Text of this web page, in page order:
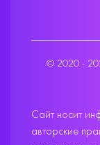
© 2020 -
Сайт носит
авторские